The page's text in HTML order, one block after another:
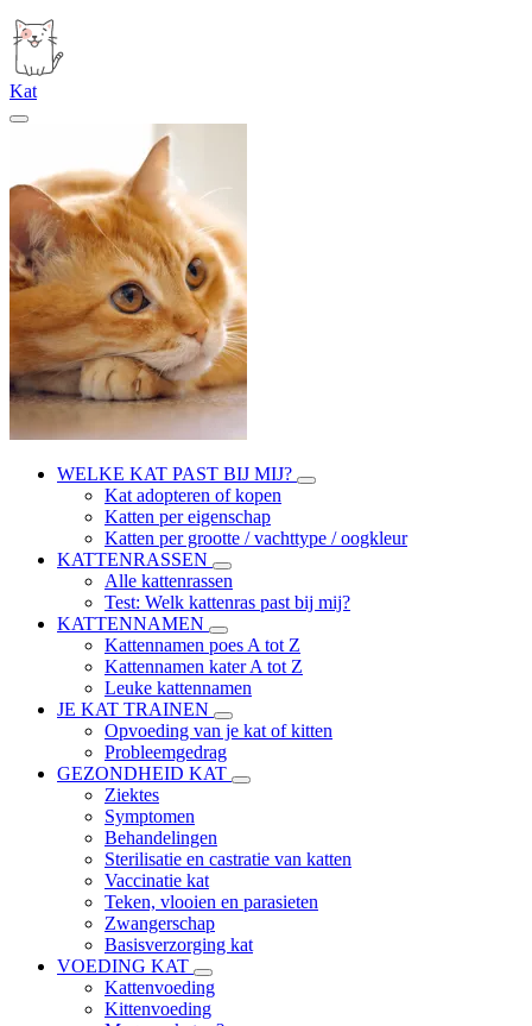
Kat
WELKE KAT PAST BIJ MIJ?
Kat adopteren of kopen
Katten per eigenschap
Katten per grootte / vachttype / oogkleur
KATTENRASSEN
Alle kattenrassen
Test: Welk kattenras past bij mij?
KATTENNAMEN
Kattennamen poes A tot Z
Kattennamen kater A tot Z
Leuke kattennamen
JE KAT TRAINEN
Opvoeding van je kat of kitten
Probleemgedrag
GEZONDHEID KAT
Ziektes
Symptomen
Behandelingen
Sterilisatie en castratie van katten
Vaccinatie kat
Teken, vlooien en parasieten
Zwangerschap
Basisverzorging kat
VOEDING KAT
Kattenvoeding
Kittenvoeding